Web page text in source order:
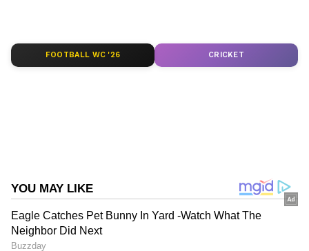
ABOUT THE AUTHOR
Follow Us
FOOTBALL WC '26 CRICKET